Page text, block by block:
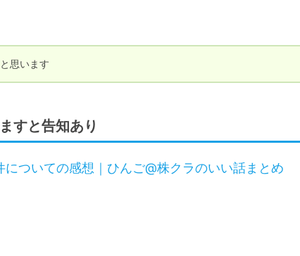
思います
すと告知あり
ついての感想｜ひんご@株クラのいい話まとめ